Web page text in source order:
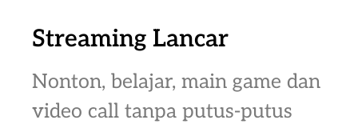
Streaming Lancar
Nonton, belajar, main game dan
video call tanpa putus-putus